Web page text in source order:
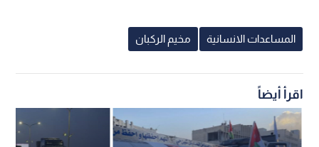
المساعدات الانسانية مخيم الركبان
اقرأ أيضاً